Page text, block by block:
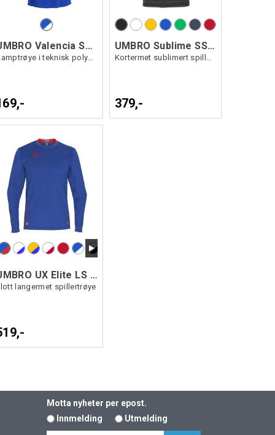
UMBRO Valencia SS Jsy
Kamptrøye i teknisk polyesterkvalitet
UMBRO Sublime SS Jersey
Kortermet sublimert spillertrøye
379,-
UMBRO UX Elite LS Jsy
langermet spillertrøye
Motta nyheter per epost.
Innmelding
Utmelding